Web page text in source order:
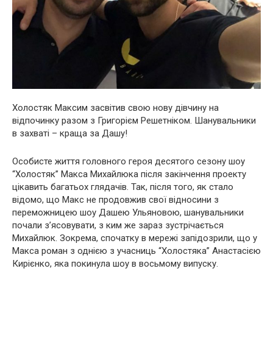
Холостяк Максим засвітив свою нову дівчину на
відпочинку разом з Григорієм Решетніком. Шанувальники
в захваті – краща за Дашу!
Особисте життя головного героя десятого сезону шоу
“Холостяк” Макса Михайлюка після закінчення проекту
цікавить багатьох глядачів. Так, після того, як стало
відомо, що Макс не продовжив свої відносини з
переможницею шоу Дашею Ульяновою, шанувальники
почали з’ясовувати, з ким же зараз зустрічається
Михайлюк. Зокрема, спочатку в мережі запідозрили, що у
Макса роман з однією з учасниць “Холостяка” Анастасією
Кирієнко, яка покинула шоу в восьмому випуску.